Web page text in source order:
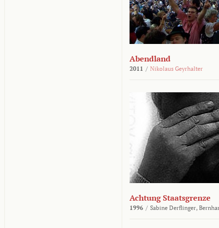
Abendland
2011 / Nikolaus Geyrhalter
Achtung Staatsgrenze
1996 / Sabine Derflinger,